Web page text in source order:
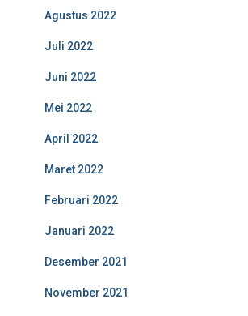
Agustus 2022
Juli 2022
Juni 2022
Mei 2022
April 2022
Maret 2022
Februari 2022
Januari 2022
Desember 2021
November 2021